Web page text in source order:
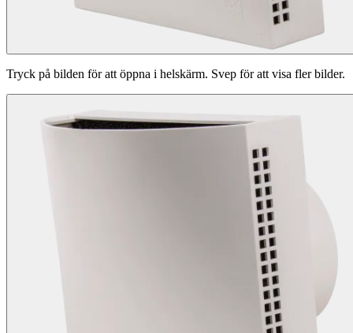
Tryck på bilden för att öppna i helskärm. Svep för att visa fler bilder.